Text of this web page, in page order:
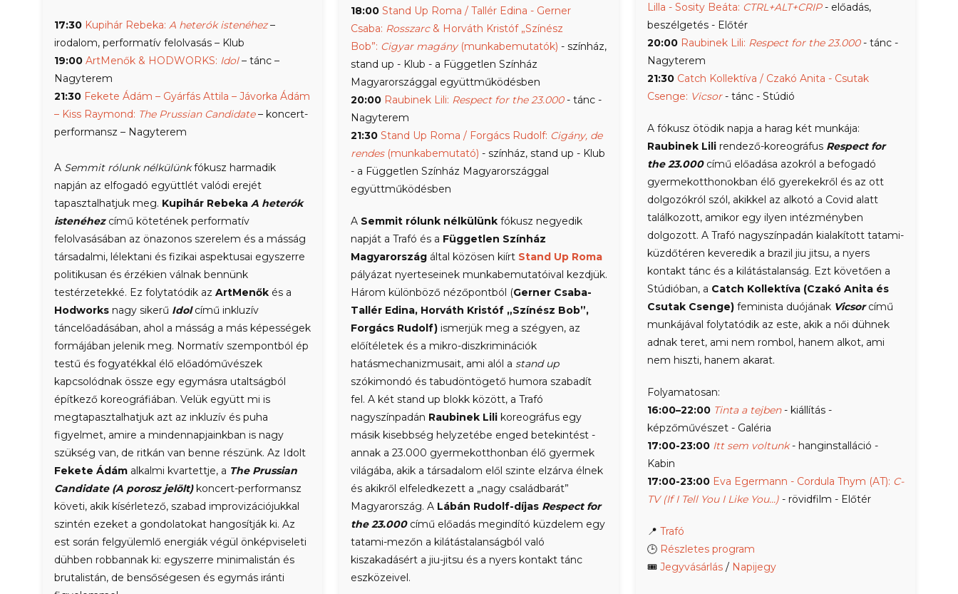
17:30 Kupihár Rebeka: A heterók istenéhez–
irodalom, performatív felolvasás – Klub
19:00 ArtMenők & HODWORKS: Idol– tánc –
Nagyterem
21:30 Fekete Ádám – Gyárfás Attila – Jávorka Ádám
– Kiss Raymond: The Prussian Candidate– koncert-
performansz – Nagyterem
A Semmit rólunk nélkülünkfókusz harmadik
napján az elfogadó együttlét valódi erejét
tapasztalhatjuk meg. Kupihár Rebeka A heterók
istenéhez című kötetének performatív
felolvasásában az önazonos szerelem és a másság
társadalmi, lélektani és fizikai aspektusai egyszerre
politikusan és érzékien válnak bennünk
testérzetekké. Ez folytatódik az ArtMenők és a
Hodworks nagy sikerű Idolcímű inkluzív
táncelőadásában, ahol a másság a más képességek
formájában jelenik meg. Normatív szempontból ép
testű és fogyatékkal élő előadóművészek
kapcsolódnak össze egy egymásra utaltságból
építkező koreográfiában. Velük együtt mi is
megtapasztalhatjuk azt az inkluzív és puha
figyelmet, amire a mindennapjainkban is nagy
szükség van, de ritkán van benne részünk. Az Idolt
Fekete Ádám alkalmi kvartettje, a The Prussian
Candidate (A porosz jelölt) koncert-performansz
követi, akik kísérletező, szabad improvizációjukkal
szintén ezeket a gondolatokat hangosítják ki. Az
est során felgyülemlő energiák végül önképviseleti
dühben robbannak ki: egyszerre minimalistán és
brutalistán, de bensőségesen és egymás iránti
18:00 Stand Up Roma / Tallér Edina - Gerner
Csaba: Rosszarc& Horváth Kristóf „Színész
Bob”: Cigyar magány(munkabemutatók) - színház,
stand up - Klub - a Független Színház
Magyarországgal együttműködésben
20:00 Raubinek Lili: Respect for the 23.000- tánc -
Nagyterem
21:30 Stand Up Roma / Forgács Rudolf: Cigány, de
rendes (munkabemutató) - színház, stand up - Klub
- a Független Színház Magyarországgal
együttműködésben
A Semmit rólunk nélkülünk fókusz negyedik
napját a Trafó és a Független Színház
Magyarország által közösen kiírt Stand Up Roma
pályázat nyerteseinek munkabemutatóival kezdjük.
Három különböző nézőpontból (Gerner Csaba-
Tallér Edina, Horváth Kristóf „Színész Bob”,
Forgács Rudolf) ismerjük meg a szégyen, az
előítéletek és a mikro-diszkriminációk
hatásmechanizmusait, ami alól a stand up
szókimondó és tabudöntögető humora szabadít
fel. A két stand up blokk között, a Trafó
nagyszínpadán Raubinek Lili koreográfus egy
másik kisebbség helyzetébe enged betekintést -
annak a 23.000 gyermekotthonban élő gyermek
világába, akik a társadalom elől szinte elzárva élnek
és akikről elfeledkezett a „nagy családbarát”
Magyarország. A Lábán Rudolf-díjas Respect for
the 23.000című előadás megindító küzdelem egy
tatami-mezőn a kilátástalanságból való
kiszakadásért a jiu-jitsu és a nyers kontakt tánc
eszközeivel.
Lilla - Sosity Beáta: CTRL+ALT+CRIP- előadás,
beszélgetés - Előtér
20:00 Raubinek Lili: Respect for the 23.000- tánc -
Nagyterem
21:30 Catch Kollektíva / Czakó Anita - Csutak
Csenge: Vicsor - tánc - Stúdió
A fókusz ötödik napja a harag két munkája:
Raubinek Lili rendező-koreográfus Respect for
the 23.000című előadása azokról a befogadó
gyermekotthonokban élő gyerekekről és az ott
dolgozókról szól, akikkel az alkotó a Covid alatt
találkozott, amikor egy ilyen intézményben
dolgozott. A Trafó nagyszínpadán kialakított tatami-
küzdőtéren keveredik a brazil jiu jitsu, a nyers
kontakt tánc és a kilátástalanság. Ezt követően a
Stúdióban, a Catch Kollektíva (Czakó Anita és
Csutak Csenge) feminista duójának Vicsorcímű
munkájával folytatódik az este, akik a női dühnek
adnak teret, ami nem rombol, hanem alkot, ami
nem hiszti, hanem akarat.
Folyamatosan:
16:00–22:00 Tinta a tejben- kiállítás -
képzőművészet - Galéria
17:00-23:00 Itt sem voltunk - hanginstalláció -
Kabin
17:00-23:00 Eva Egermann - Cordula Thym (AT): C-
TV (If I Tell You I Like You...) - rövidfilm - Előtér
📍 Trafó
🕒 Részletes program
🎟 Jegyvásárlás / Napijegy